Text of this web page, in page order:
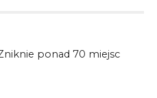
ponad 70 miejsc